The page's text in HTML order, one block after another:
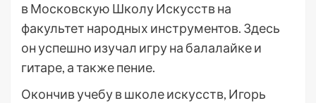
в Московскую Школу Искусств на
факультет народных инструментов. Здесь
он успешно изучал игру на балалайке и
гитаре, а также пение.
Окончив учебу в школе искусств, Игорь